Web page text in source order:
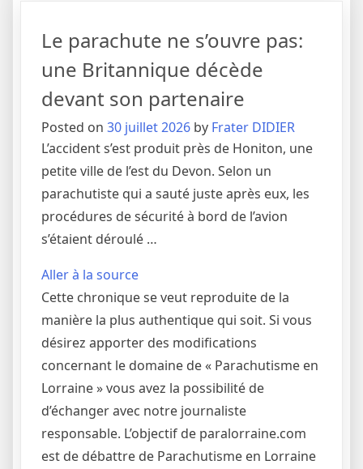
Le parachute ne s’ouvre pas:
une Britannique décède
devant son partenaire
Posted on 30 juillet 2026 by Frater DIDIER
L’accident s’est produit près de Honiton, une
petite ville de l’est du Devon. Selon un
parachutiste qui a sauté juste après eux, les
procédures de sécurité à bord de l’avion
s’étaient déroulé …
Aller à la source
Cette chronique se veut reproduite de la
manière la plus authentique qui soit. Si vous
désirez apporter des modifications
concernant le domaine de « Parachutisme en
Lorraine » vous avez la possibilité de
d’échanger avec notre journaliste
responsable. L’objectif de paralorraine.com
est de débattre de Parachutisme en Lorraine